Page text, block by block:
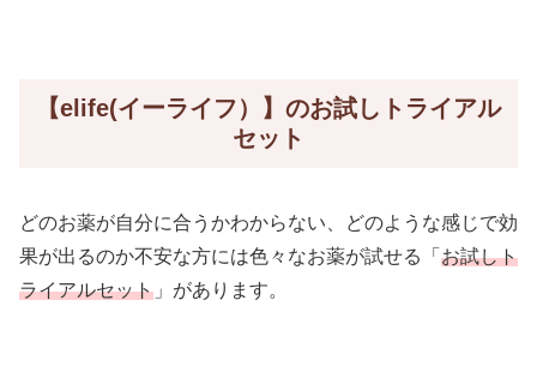
【elife(イーライフ）】のお試しトライアル
セット
どのお薬が自分に合うかわからない、どのような感じで効
果が出るのか不安な方には色々なお薬が試せる「 お試しト
ライアルセット 」があります。